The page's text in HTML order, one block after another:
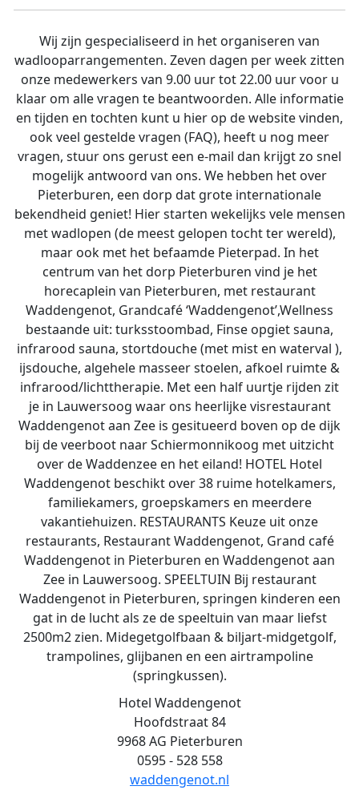
Wij zijn gespecialiseerd in het organiseren van
wadlooparrangementen. Zeven dagen per week zitten
onze medewerkers van 9.00 uur tot 22.00 uur voor u
klaar om alle vragen te beantwoorden. Alle informatie
en tijden en tochten kunt u hier op de website vinden,
ook veel gestelde vragen (FAQ), heeft u nog meer
vragen, stuur ons gerust een e-mail dan krijgt zo snel
mogelijk antwoord van ons. We hebben het over
Pieterburen, een dorp dat grote internationale
bekendheid geniet! Hier starten wekelijks vele mensen
met wadlopen (de meest gelopen tocht ter wereld),
maar ook met het befaamde Pieterpad. In het
centrum van het dorp Pieterburen vind je het
horecaplein van Pieterburen, met restaurant
Waddengenot, Grandcafé ‘Waddengenot’,Wellness
bestaande uit: turksstoombad, Finse opgiet sauna,
infrarood sauna, stortdouche (met mist en waterval ),
ijsdouche, algehele masseer stoelen, afkoel ruimte &
infrarood/lichttherapie. Met een half uurtje rijden zit
je in Lauwersoog waar ons heerlijke visrestaurant
Waddengenot aan Zee is gesitueerd boven op de dijk
bij de veerboot naar Schiermonnikoog met uitzicht
over de Waddenzee en het eiland! HOTEL Hotel
Waddengenot beschikt over 38 ruime hotelkamers,
familiekamers, groepskamers en meerdere
vakantiehuizen. RESTAURANTS Keuze uit onze
restaurants, Restaurant Waddengenot, Grand café
Waddengenot in Pieterburen en Waddengenot aan
Zee in Lauwersoog. SPEELTUIN Bij restaurant
Waddengenot in Pieterburen, springen kinderen een
gat in de lucht als ze de speeltuin van maar liefst
2500m2 zien. Midegetgolfbaan & biljart-midgetgolf,
trampolines, glijbanen en een airtrampoline
(springkussen).
Hotel Waddengenot
Hoofdstraat 84
9968 AG Pieterburen
0595 - 528 558
waddengenot.nl